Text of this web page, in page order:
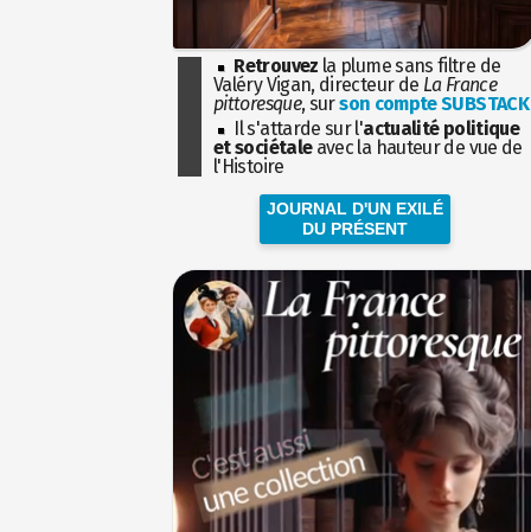
Retrouvez la plume sans filtre de
Valéry Vigan, directeur de La France
pittoresque, surson compte SUBSTACK
Il s'attarde sur l'actualité politique
et sociétaleavec la hauteur de vue de
l'Histoire
JOURNAL D'UN EXILÉ
DU PRÉSENT